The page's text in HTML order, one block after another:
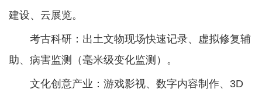
建设、云展览。
考古科研：出土文物现场快速记录、虚拟修复辅
助、病害监测（毫米级变化监测）。
文化创意产业：游戏影视、数字内容制作、3D